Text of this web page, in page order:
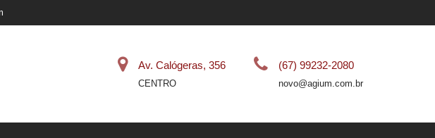
(67) 99232-2080
novo@agium.com.br
Av. Calógeras, 356
CENTRO